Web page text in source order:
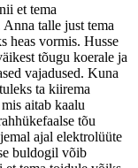
et tema
talle just tema
heas vormis. Husse
tõugu koerale ja
vajadused. Kuna
ta kiirema
aitab kaalu
tõu
ajal elektrolüüte
buldogil võib